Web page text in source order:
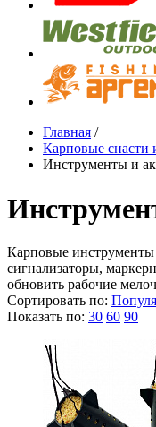
Главная /
Карповые снасти
Инструменты и
Карповые инструменты
сигнализаторы,
обновить рабочие
Сортировать по:
Показать по: 30 60 90